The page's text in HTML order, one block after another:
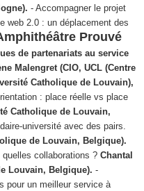
- Accompagner le projet
web 2.0 : un déplacement des
Prouvé
de partenariats au service
Malengret (CIO, UCL (Centre
Catholique de Louvain),
: place réelle vs place
Catholique de Louvain,
université avec des pairs.
de Louvain, Belgique).
collaborations ? Chantal
Louvain, Belgique). -
pour un meilleur service à